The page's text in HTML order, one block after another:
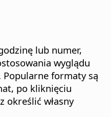
lub numer,
wyglądu
formaty są
po kliknięciu
określić własny